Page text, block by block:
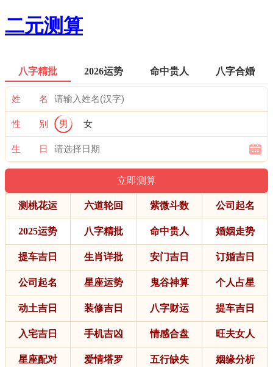
二元测算
八字精批 2026运势 命中贵人 八字合婚
姓 名
性 别 男 女
生 日
测桃花运 六道轮回 紫微斗数 公司起名
2025运势 八字精批 命中贵人 婚姻走势
提车吉日 生肖详批 安门吉日 订婚吉日
公司起名 星座运势 鬼谷神算 个人占星
动土吉日 装修吉日 八字财运 提车吉日
入宅吉日 手机吉凶 情感合盘 旺夫女人
星座配对 爱情塔罗 五行缺失 姻缘分析